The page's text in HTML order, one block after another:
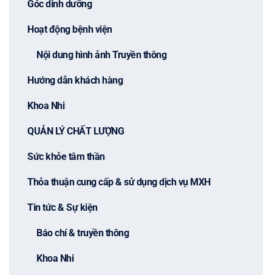
Góc dinh dưỡng
Hoạt động bệnh viện
Nội dung hình ảnh Truyền thông
Hướng dẫn khách hàng
Khoa Nhi
QUẢN LÝ CHẤT LƯỢNG
Sức khỏe tâm thần
Thỏa thuận cung cấp & sử dụng dịch vụ MXH
Tin tức & Sự kiện
Báo chí & truyền thông
Khoa Nhi